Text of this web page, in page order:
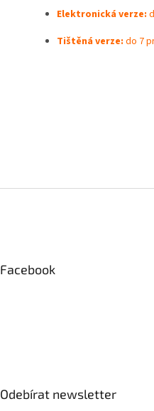
Elektronická verze:
Tištěná verze: do 7
Facebook
Odebírat newsletter